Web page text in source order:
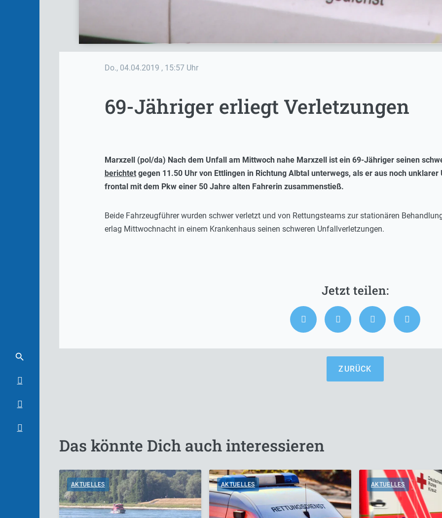
Do., 04.04.2019 , 15:57 Uhr
69-Jähriger erliegt Verletzungen
Marxzell (pol/da) Nach dem Unfall am Mittwoch nahe Marxzell ist ein 69-Jähriger seinen
berichtet gegen 11.50 Uhr von Ettlingen in Richtung Albtal unterwegs, als er aus noch
frontal mit dem Pkw einer 50 Jahre alten Fahrerin zusammenstieß.
Beide Fahrzeugführer wurden schwer verletzt und von Rettungsteams zur stationären
erlag Mittwochnacht in einem Krankenhaus seinen schweren Unfallverletzungen.
ZURÜCK
Das könnte Dich auch interessieren
AKTUELLES AKTUELLES AKTUELLES